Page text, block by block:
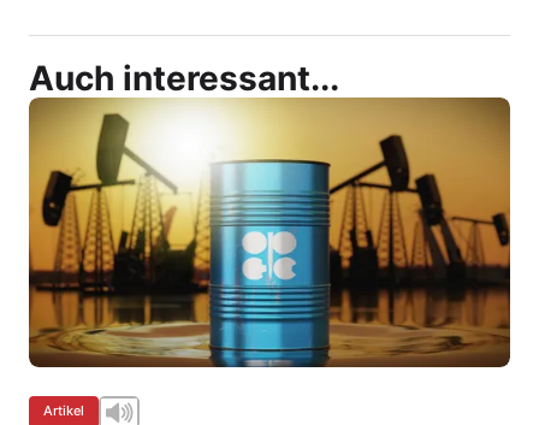
Auch interessant...
Artikel